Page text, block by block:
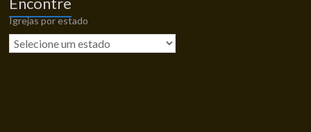
Igrejas por estado